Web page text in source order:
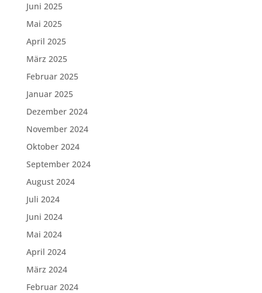
Juni 2025
Mai 2025
April 2025
März 2025
Februar 2025
Januar 2025
Dezember 2024
November 2024
Oktober 2024
September 2024
August 2024
Juli 2024
Juni 2024
Mai 2024
April 2024
März 2024
Februar 2024